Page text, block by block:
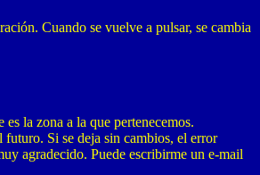
Cuando se vuelve a pulsar, se cambia
la zona a la que pertenecemos.
Si se deja sin cambios, el error
agradecido. Puede escribirme un e-mail